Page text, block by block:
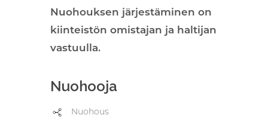
Nuohouksen järjestäminen on
kiinteistön omistajan ja haltijan
vastuulla.
Nuohooja
Nuohous